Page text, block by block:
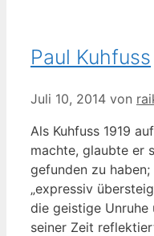
Paul Kuhfuss
Juli 10, 2014 von
Als Kuhfuss 1919
machte, glaubte er
gefunden zu
„expressiv
die geistige Unruhe
seiner Zeit